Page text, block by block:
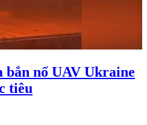
bắn nổ UAV Ukraine
tiêu